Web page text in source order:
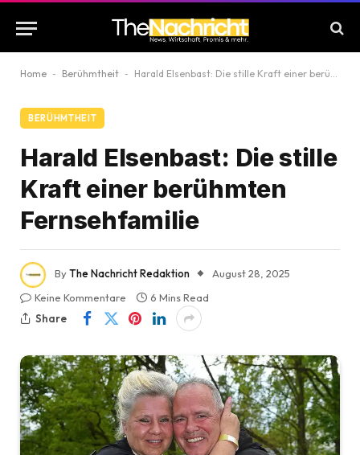
Home - Berühmtheit - Harald Elsenbast: Die stille Kraft einer berühmten Fernsehfamilie
BERÜHMTHEIT
Harald Elsenbast: Die stille
Kraft einer berühmten
Fernsehfamilie
ByThe Nachricht Redaktion
August 28, 2025
Keine Kommentare
6 Mins Read
Share